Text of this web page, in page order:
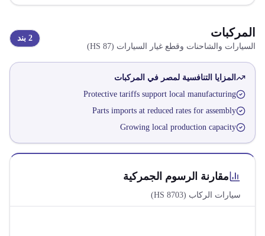
المركبات
السيارات والشاحنات وقطع غيار السيارات (HS
87
)
2 بند
المزايا التنافسية لمصر في المركبات
Protective tariffs support local manufacturing
Parts imports at reduced rates for assembly
Growing local production capacity
مقارنة الرسوم الجمركية
سيارات الركاب (HS
8703
)